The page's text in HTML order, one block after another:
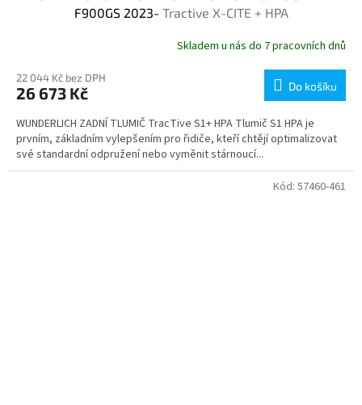
F900GS 2023- Tractive X-CITE + HPA
Skladem u nás do 7 pracovních dnů
22 044 Kč bez DPH
26 673 Kč Do košíku
WUNDERLICH ZADNÍ TLUMIČ TracTive S1+ HPA Tlumič S1 HPA je
prvním, základním vylepšením pro řidiče, kteří chtějí optimalizovat
své standardní odpružení nebo vyměnit stárnoucí...
Kód: 57460-461